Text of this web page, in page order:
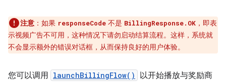
注意 ： 如果 responseCode 不是 BillingResponse.OK ，即表
示视频广告不可用，这种情况下请勿启动结算流程。这样，系统就
不会显示额外的错误对话框，从而保持良好的用户体验。
您可以调用 launchBillingFlow()
以开始播放与奖励商